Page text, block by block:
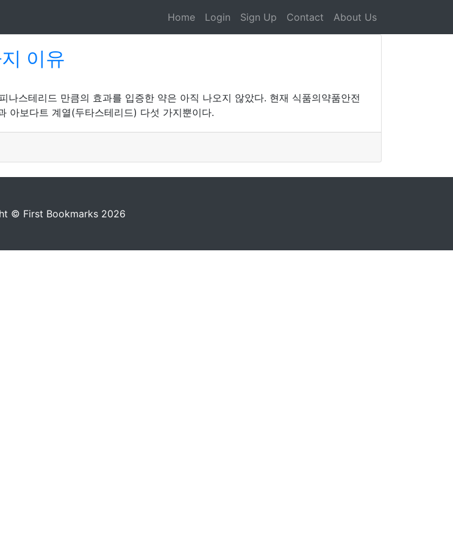
Home Login Sign Up Contact About Us
이유
스테리드 만큼의 효과를 입증한 약은 아직 나오지 않았다. 현재 식품의약품안전
아보다트 계열(두타스테리드) 다섯 가지뿐이다.
© First Bookmarks 2026